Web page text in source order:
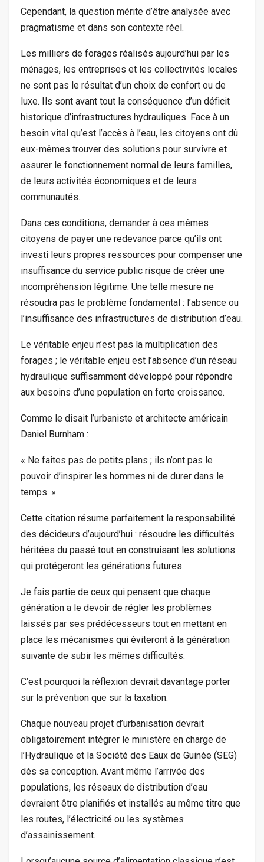
Cependant, la question mérite d’être analysée avec
pragmatisme et dans son contexte réel.
Les milliers de forages réalisés aujourd’hui par les
ménages, les entreprises et les collectivités locales
ne sont pas le résultat d’un choix de confort ou de
luxe. Ils sont avant tout la conséquence d’un déficit
historique d’infrastructures hydrauliques. Face à un
besoin vital qu’est l’accès à l’eau, les citoyens ont dû
eux-mêmes trouver des solutions pour survivre et
assurer le fonctionnement normal de leurs familles,
de leurs activités économiques et de leurs
communautés.
Dans ces conditions, demander à ces mêmes
citoyens de payer une redevance parce qu’ils ont
investi leurs propres ressources pour compenser une
insuffisance du service public risque de créer une
incompréhension légitime. Une telle mesure ne
résoudra pas le problème fondamental : l’absence ou
l’insuffisance des infrastructures de distribution d’eau.
Le véritable enjeu n’est pas la multiplication des
forages ; le véritable enjeu est l’absence d’un réseau
hydraulique suffisamment développé pour répondre
aux besoins d’une population en forte croissance.
Comme le disait l’urbaniste et architecte américain
Daniel Burnham :
« Ne faites pas de petits plans ; ils n’ont pas le
pouvoir d’inspirer les hommes ni de durer dans le
temps. »
Cette citation résume parfaitement la responsabilité
des décideurs d’aujourd’hui : résoudre les difficultés
héritées du passé tout en construisant les solutions
qui protégeront les générations futures.
Je fais partie de ceux qui pensent que chaque
génération a le devoir de régler les problèmes
laissés par ses prédécesseurs tout en mettant en
place les mécanismes qui éviteront à la génération
suivante de subir les mêmes difficultés.
C’est pourquoi la réflexion devrait davantage porter
sur la prévention que sur la taxation.
Chaque nouveau projet d’urbanisation devrait
obligatoirement intégrer le ministère en charge de
l’Hydraulique et la Société des Eaux de Guinée (SEG)
dès sa conception. Avant même l’arrivée des
populations, les réseaux de distribution d’eau
devraient être planifiés et installés au même titre que
les routes, l’électricité ou les systèmes
d’assainissement.